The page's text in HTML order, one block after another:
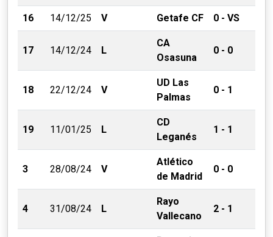
16 14/12/25 V Getafe CF 0 - VS
17 14/12/24 L
CA
Osasuna
0 - 0
18 22/12/24 V
UD Las
Palmas
0 - 1
19 11/01/25 L
CD
Leganés
1 - 1
3 28/08/24 V
Atlético
de Madrid
0 - 0
4 31/08/24 L
Rayo
Vallecano
2 - 1